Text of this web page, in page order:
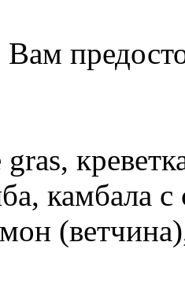
Вам
gras,
камбала с